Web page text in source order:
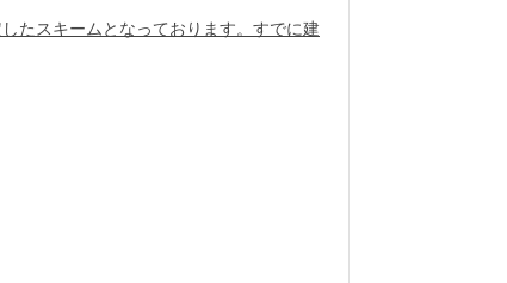
たスキームとなっております。すでに建